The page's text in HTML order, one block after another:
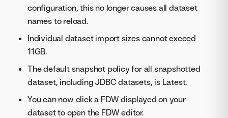
configuration, this no longer causes all dataset
names to reload.
Individual dataset import sizes cannot exceed
11GB.
The default snapshot policy for all snapshotted
dataset, including JDBC datasets, is Latest.
You can now click a FDW displayed on your
dataset to open the FDW editor.